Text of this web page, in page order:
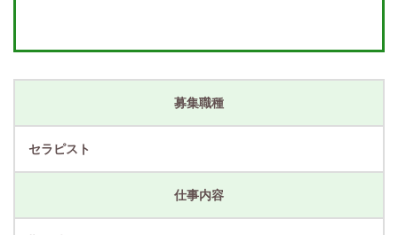
募集職種
セラピスト
仕事内容